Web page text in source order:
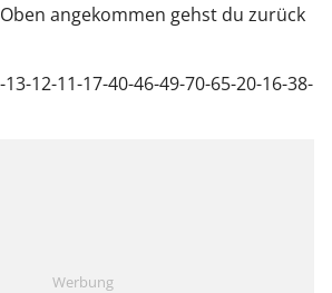
angekommen gehst du zurück
12-11-17-40-46-49-70-65-20-16-38-
Werbung